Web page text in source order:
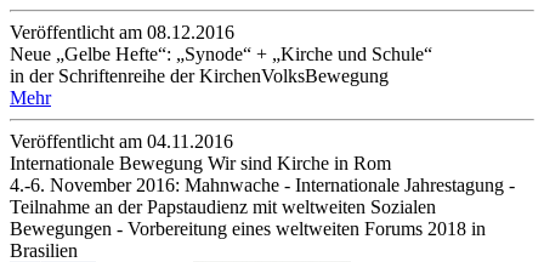
Veröffentlicht am 08­.12.2016
Neue „Gelbe Hefte“: „Synode“ + „Kirche und Schule“
in der Schriftenreihe der KirchenVolksBewegung
Mehr
Veröffentlicht am 04­.11.2016
Internationale Bewegung Wir sind Kirche in Rom
4.-6. November 2016: Mahnwache - Internationale Jahrestagung -
Teilnahme an der Papstaudienz mit weltweiten Sozialen
Bewegungen - Vorbereitung eines weltweiten Forums 2018 in
Brasilien